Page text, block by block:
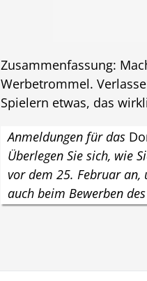
Zusammenfassung:
Werbetrommel.
Spielern etwas, das
Anmeldungen für das
Überlegen Sie sich, wie
vor dem 25. Februar
auch beim Bewerben